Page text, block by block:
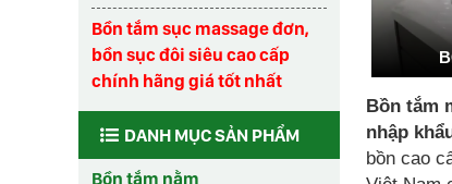
Bồn tắm sục massage đơn,
bồn sục đôi siêu cao cấp
chính hãng giá tốt nhất
DANH MỤC SẢN PHẨM
Bồn tắm nằm
Bồn tắm
nhập
bồn cao